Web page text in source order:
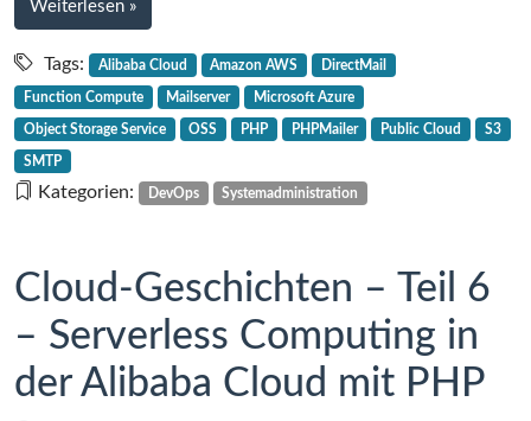
Mails
aus
Südostasien
Weiterlesen bei
Cloud-
Geschichten
–
Teil
Mails
»
Tags: Alibaba Cloud Amazon AWS DirectMail
Function Compute Mailserver Microsoft Azure
Object Storage Service OSS PHP PHPMailer Public Cloud S3
SMTP
Kategorien: DevOps Systemadministration
Cloud-Geschichten – Teil 6
– Serverless Computing in
der Alibaba Cloud mit PHP